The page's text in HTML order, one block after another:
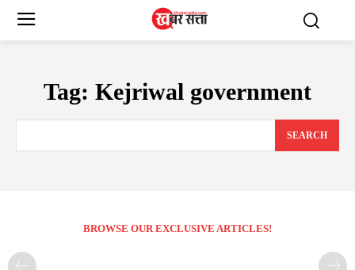
Tag: Kejriwal government
SEARCH
BROWSE OUR EXCLUSIVE ARTICLES!